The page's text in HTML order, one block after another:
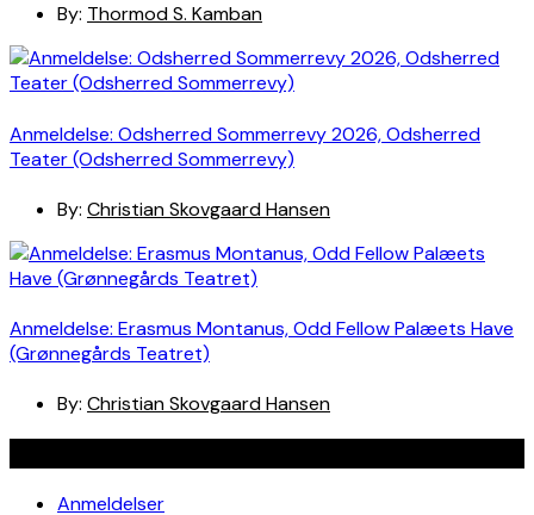
By: Thormod S. Kamban
Anmeldelse: Odsherred Sommerrevy 2026, Odsherred
Teater (Odsherred Sommerrevy)
By: Christian Skovgaard Hansen
Anmeldelse: Erasmus Montanus, Odd Fellow Palæets Have
(Grønnegårds Teatret)
By: Christian Skovgaard Hansen
Anmeldelser